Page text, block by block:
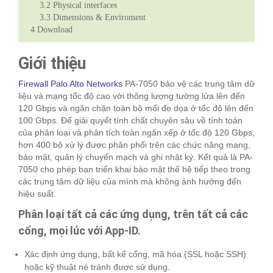
3.2 Physical interfaces
3.3 Dimensions & Enviroment
4 Download
Giới thiệu
Firewall Palo Alto Networks PA-7050 bảo vệ các trung tâm dữ
liệu và mạng tốc độ cao với thông lượng tường lửa lên đến
120 Gbps và ngăn chặn toàn bộ mối đe dọa ở tốc độ lên đến
100 Gbps. Để giải quyết tính chất chuyên sâu về tính toán
của phân loại và phân tích toàn ngăn xếp ở tốc độ 120 Gbps,
hơn 400 bộ xử lý được phân phối trên các chức năng mạng,
bảo mật, quản lý chuyển mạch và ghi nhật ký. Kết quả là PA-
7050 cho phép bạn triển khai bảo mật thế hệ tiếp theo trong
các trung tâm dữ liệu của mình mà không ảnh hưởng đến
hiệu suất.
Phân loại tất cả các ứng dụng, trên tất cả các
cổng, mọi lúc với App-ID.
Xác định ứng dụng, bất kể cổng, mã hóa (SSL hoặc SSH)
hoặc kỹ thuật né tránh được sử dụng.